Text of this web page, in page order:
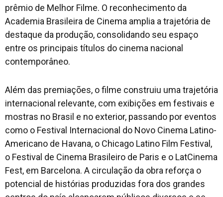
prêmio de Melhor Filme. O reconhecimento da
Academia Brasileira de Cinema amplia a trajetória de
destaque da produção, consolidando seu espaço
entre os principais títulos do cinema nacional
contemporâneo.
Além das premiações, o filme construiu uma trajetória
internacional relevante, com exibições em festivais e
mostras no Brasil e no exterior, passando por eventos
como o Festival Internacional do Novo Cinema Latino-
Americano de Havana, o Chicago Latino Film Festival,
o Festival de Cinema Brasileiro de Paris e o LatCinema
Fest, em Barcelona. A circulação da obra reforça o
potencial de histórias produzidas fora dos grandes